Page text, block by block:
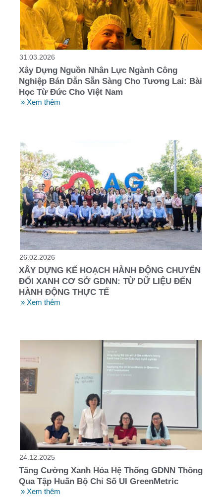
31.03.2026
Xây Dựng Nguồn Nhân Lực Ngành Công
Nghiệp Bán Dẫn Sẵn Sàng Cho Tương Lai: Bài
Học Từ Đức Cho Việt Nam
» Xem thêm
26.02.2026
XÂY DỰNG KẾ HOẠCH HÀNH ĐỘNG CHUYỂN
ĐỔI XANH CƠ SỞ GDNN: TỪ DỮ LIỆU ĐẾN
HÀNH ĐỘNG THỰC TẾ
» Xem thêm
24.12.2025
Tăng Cường Xanh Hóa Hệ Thống GDNN Thông
Qua Tập Huấn Bộ Chỉ Số UI GreenMetric
» Xem thêm